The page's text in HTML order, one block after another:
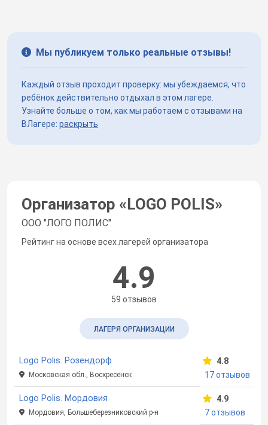
Мы публикуем только реальные отзывы!
Каждый отзыв проходит проверку: мы убеждаемся, что
ребёнок действительно отдыхал в этом лагере.
Узнайте больше о том, как мы работаем с отзывами на
ВЛагере: раскрыть
Организатор «LOGO POLIS»
ООО "ЛОГО ПОЛИС"
Рейтинг на основе всех лагерей организатора
4.9
59 отзывов
ЛАГЕРЯ ОРГАНИЗАЦИИ
Logo Polis. Розендорф
Московская обл., Воскресенск
4.8
17 отзывов
Logo Polis. Мордовия
Мордовия, Большеберезниковский р-н
4.9
7 отзывов